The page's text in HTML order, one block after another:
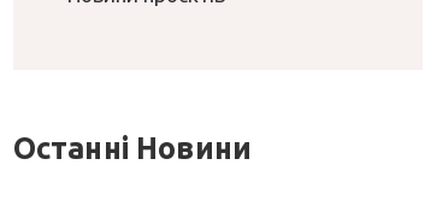
Останні Новини